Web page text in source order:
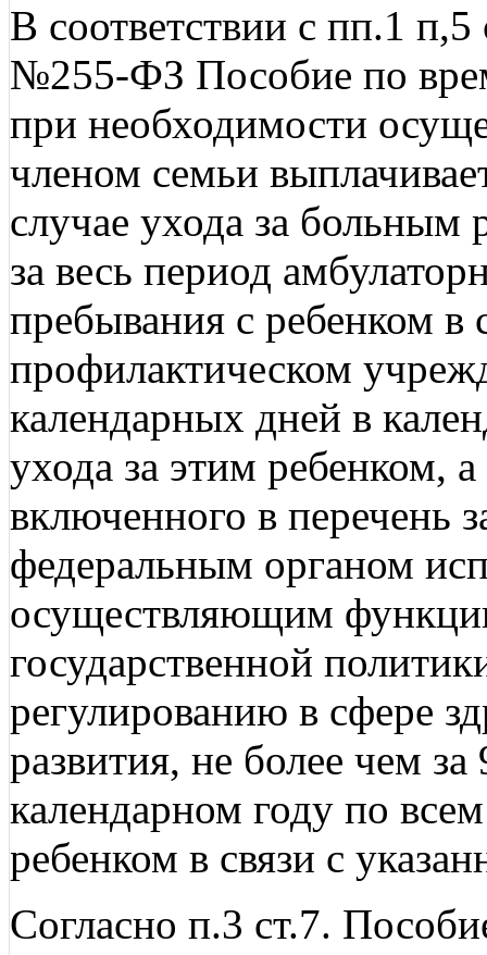
В соответствии с пп.1 п,5
№255-ФЗ Пособие по
при необходимости
членом семьи
случае ухода за больным
за весь период
пребывания с ребенком в
профилактическом
календарных дней в
ухода за этим ребенком,
включенного в перечень
федеральным органом
осуществляющим
государственной
регулированию в сфере
развития, не более чем
календарном году по
ребенком в связи с
Согласно п.3 ст.7.